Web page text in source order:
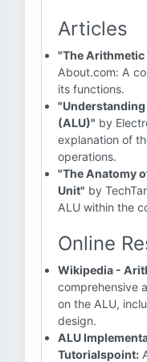
Articles
"The Arithmetic
About.com: A
its functions.
(ALU)" by
explanation of
operations.
"The Anatomy
Unit" by
ALU within the
Online
Wikipedia -
comprehensive
on the ALU,
design.
ALU
Tutorialspoint: